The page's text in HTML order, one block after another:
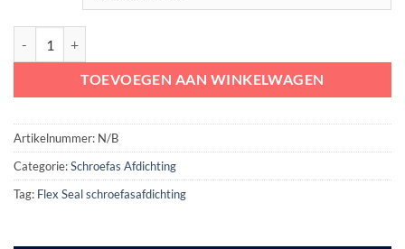
TOEVOEGEN AAN WINKELWAGEN
Artikelnummer: N/B
Categorie:Schroefas Afdichting
Tag: Flex Seal schroefasafdichting